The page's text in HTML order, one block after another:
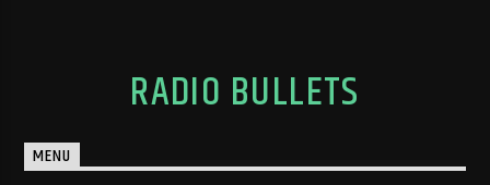
RADIO BULLETS
MENU